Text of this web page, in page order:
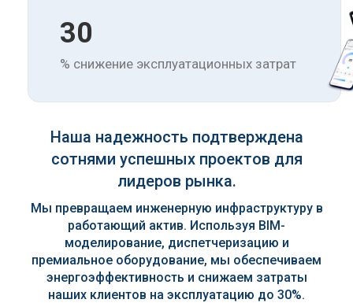
30
% снижение эксплуатационных затрат
Наша надежность подтверждена
сотнями успешных проектов для
лидеров рынка.
Мы превращаем инженерную инфраструктуру в
работающий актив. Используя BIM-
моделирование, диспетчеризацию и
премиальное оборудование, мы обеспечиваем
энергоэффективность и снижаем затраты
наших клиентов на эксплуатацию до 30%.